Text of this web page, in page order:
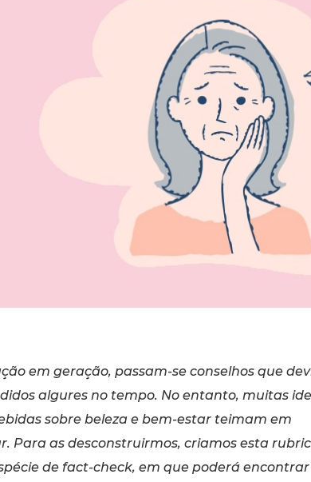
em geração, passam-se conselhos que
algures no tempo. No entanto, muitas
sobre beleza e bem-estar teimam em
Para as desconstruirmos, criamos esta
de fact-check, em que poderá encontrar